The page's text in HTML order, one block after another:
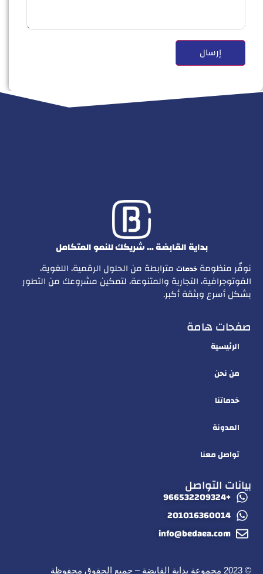
بداية القابضة … شريكك للنمو المتكامل
نوفّر منظومة خدمات مترابطة من الحلول الرقمية، اللغوية،
الفوتوجرافية، التجارية والمتنوعة، لتمكين مشروعك من التطور
بشكل أسرع وبثقة أكبر.
صفحات هامة
الرئيسية
من نحن
خدماتنا
المدونة
تواصل معنا
بيانات التواصل
+966532209324
201016360014
info@bedaea.com
© 2023 مجموعة بداية القابضة – جميع الحقوق محفوظة